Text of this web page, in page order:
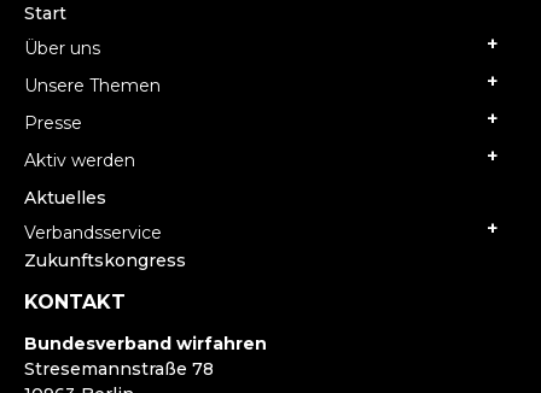
Start
Über uns
Unsere Themen
Presse
Aktiv werden
Aktuelles
Verbandsservice
Zukunftskongress
KONTAKT
Bundesverband wirfahren
Stresemannstraße 78